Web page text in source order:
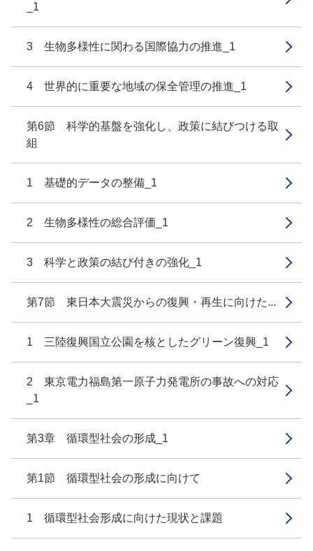
_1
3 生物多様性に関わる国際協力の推進_1
4 世界的に重要な地域の保全管理の推進_1
第6節 科学的基盤を強化し、政策に結びつける取
組
1 基礎的データの整備_1
2 生物多様性の総合評価_1
3 科学と政策の結び付きの強化_1
第7節 東日本大震災からの復興・再生に向けた...
1 三陸復興国立公園を核としたグリーン復興_1
2 東京電力福島第一原子力発電所の事故への対応
_1
第3章 循環型社会の形成_1
第1節 循環型社会の形成に向けて
1 循環型社会形成に向けた現状と課題